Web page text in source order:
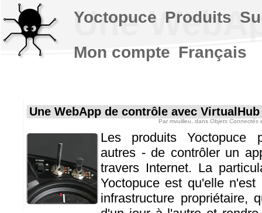
Une
Une WebApp de contrôle avec
Par mvuilleu , dans Objets Connectés
Les produits Yoctopuce
autres - de contrôler un
travers Internet. La
Yoctopuce est qu'elle
infrastructure propriétaire,
Yoctopuce Produits
Mon compte Français